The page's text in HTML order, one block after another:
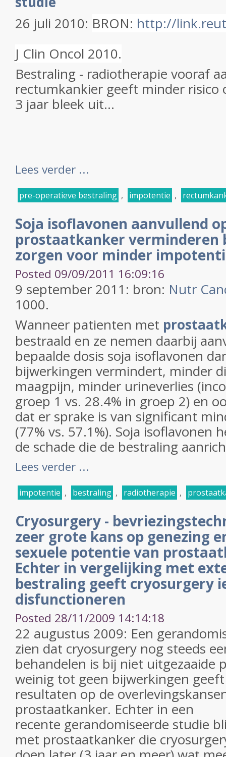
26 juli 2010: BRON: http://
J Clin Oncol 2010.
Bestraling - radiotherapie vooraf
rectumkankier geeft minder risico
3 jaar bleek uit...
Lees verder ...
pre-operatieve bestraling , impotentie ,
Soja isoflavonen aanvullend
prostaatkanker verminderen
zorgen voor minder
Posted 09/09/2011 16:09:16
9 september 2011: bron: Nutr
1000.
Wanneer patienten met
bestraald en ze nemen daarbij
bepaalde dosis soja isoflavonen
bijwerkingen vermindert, minder
maagpijn, minder urineverlies
groep 1 vs. 28.4% in groep 2) en
dat er sprake is van significant
(77% vs. 57.1%). Soja isoflavonen
de schade die de bestraling
Lees verder ...
impotentie , bestraling , radiotherapie ,
Cryosurgery -
zeer grote kans op genezing
sexuele potentie van
Echter in vergelijking met
bestraling geeft cryosurgery
disfunctioneren
Posted 28/11/2009 14:14:18
22 augustus 2009: Een
zien dat cryosurgery nog steeds
behandelen is bij niet uitgezaaide
weinig tot geen bijwerkingen
resultaten op de
prostaatkanker. Echter in een
recente gerandomiseerde studie
met prostaatkanker die